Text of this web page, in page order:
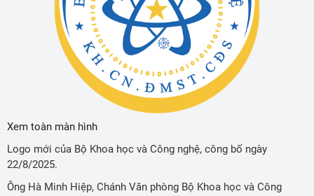
Xem toàn màn hình
Logo mới của Bộ Khoa học và Công nghệ, công bố ngày
22/8/2025.
Ông Hà Minh Hiệp, Chánh Văn phòng Bộ Khoa học và Công